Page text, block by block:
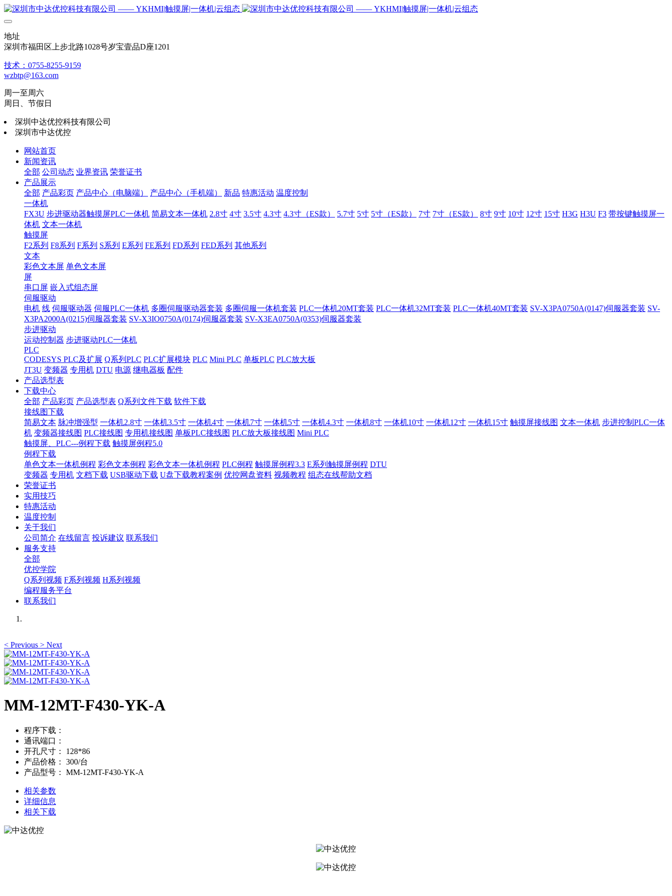
地址
深圳市福田区上步北路1028号岁宝壹品D座1201
技术：0755-8255-9159
wzbtp@163.com
周一至周六
周日、节假日
深圳中达优控科技有限公司
深圳市中达优控
网站首页
新闻资讯
全部 公司动态 业界资讯 荣誉证书
产品展示
全部 产品彩页 产品中心（电脑端） 产品中心（手机端） 新品 特惠活动 温度控制
一体机
FX3U 步进驱动器触摸屏PLC一体机 简易文本一体机 2.8寸 4寸 3.5寸 4.3寸 4.3寸（ES款） 5.7寸 5寸 5寸（ES款） 7寸 7寸（ES款） 8寸 9寸 10寸 12寸 15寸 H3G H3U F3 带按键触摸屏一
体机 文本一体机
触摸屏
F2系列 F8系列 F系列 S系列 E系列 FE系列 FD系列 FED系列 其他系列
文本
彩色文本屏 单色文本屏
屏
串口屏 嵌入式组态屏
伺服驱动
电机 线 伺服驱动器 伺服PLC一体机 多圈伺服驱动器套装 多圈伺服一体机套装 PLC一体机20MT套装 PLC一体机32MT套装 PLC一体机40MT套装 SV-X3PA0750A(0147)伺服器套装 SV-
X3PA2000A(0215)伺服器套装 SV-X3IO0750A(0174)伺服器套装 SV-X3EA0750A(0353)伺服器套装
步进驱动
运动控制器 步进驱动PLC一体机
PLC
CODESYS PLC及扩展 Q系列PLC PLC扩展模块 PLC Mini PLC 单板PLC PLC放大板
JT3U 变频器 专用机 DTU 电源 继电器板 配件
产品选型表
下载中心
全部 产品彩页 产品选型表 Q系列文件下载 软件下载
接线图下载
简易文本 脉冲增强型 一体机2.8寸 一体机3.5寸 一体机4寸 一体机7寸 一体机5寸 一体机4.3寸 一体机8寸 一体机10寸 一体机12寸 一体机15寸 触摸屏接线图 文本一体机 步进控制PLC一体
机 变频器接线图 PLC接线图 专用机接线图 单板PLC接线图 PLC放大板接线图 Mini PLC
触摸屏、PLC---例程下载 触摸屏例程5.0
例程下载
单色文本一体机例程 彩色文本例程 彩色文本一体机例程 PLC例程 触摸屏例程3.3 E系列触摸屏例程 DTU
变频器 专用机 文档下载 USB驱动下载 U盘下载教程案例 优控网盘资料 视频教程 组态在线帮助文档
荣誉证书
实用技巧
特惠活动
温度控制
关于我们
公司简介 在线留言 投诉建议 联系我们
服务支持
全部
优控学院
Q系列视频 F系列视频 H系列视频
编程服务平台
联系我们
< Previous > Next
MM-12MT-F430-YK-A
程序下载：
通讯端口：
开孔尺寸：
128*86
产品价格：
300/台
产品型号：
MM-12MT-F430-YK-A
相关参数
详细信息
相关下载